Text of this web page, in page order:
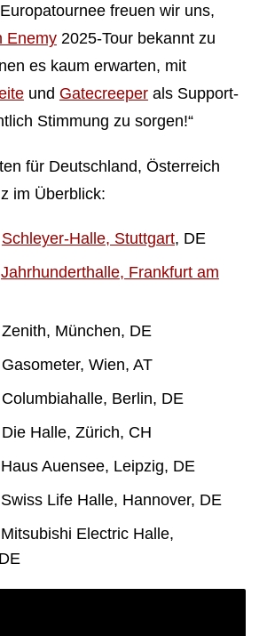
freuen wir uns,
Enemy2025-Tour bekannt zu
es kaum erwarten, mit
und Gatecreeperals Support-
Stimmung zu sorgen!“
für Deutschland, Österreich
im Überblick:
Schleyer-Halle, Stuttgart, DE
Jahrhunderthalle, Frankfurt am
München, DE
Wien, AT
Berlin, DE
Halle, Zürich, CH
Auensee, Leipzig, DE
Life Halle, Hannover, DE
Electric Halle,